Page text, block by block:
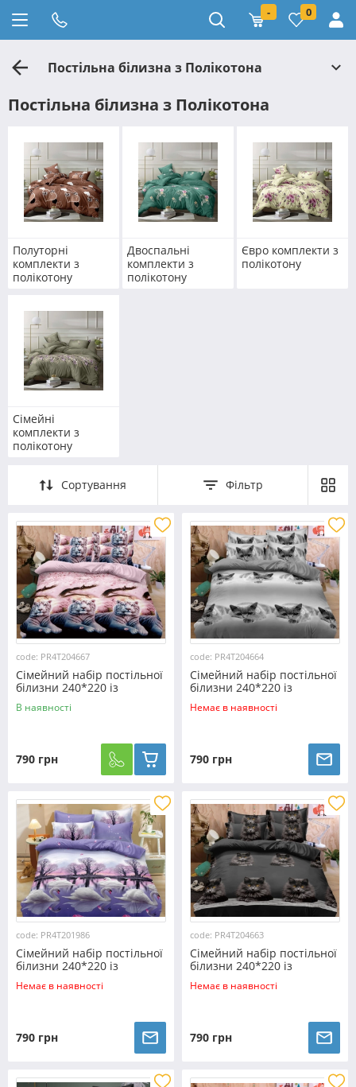
- 0
Постільна білизна з Полікотона
Постільна білизна з Полікотона
Полуторні
комплекти з
полікотону
Двоспальні
комплекти з
полікотону
Євро комплекти з
полікотону
Сімейні
комплекти з
полікотону
Сортування Фільтр
code: PR4T204667
Сімейний набір постільної
білизни 240*220 із
полікотону №204667
Черешенька™
В наявності
790 грн
code: PR4T204664
Сімейний набір постільної
білизни 240*220 із
полікотону №204664
Черешенька™
Немає в наявності
790 грн
code: PR4T201986
Сімейний набір постільної
білизни 240*220 із
полікотону №201986
Черешенька™
Немає в наявності
790 грн
code: PR4T204663
Сімейний набір постільної
білизни 240*220 із
полікотону №204663
Черешенька™
Немає в наявності
790 грн